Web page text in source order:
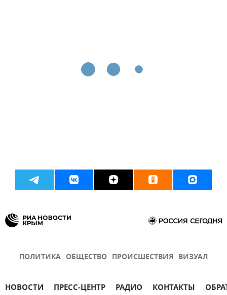
ПОЛИТИКА ОБЩЕСТВО ПРОИСШЕСТВИЯ ВИЗУАЛ
НОВОСТИ ПРЕСС-ЦЕНТР РАДИО КОНТАКТЫ